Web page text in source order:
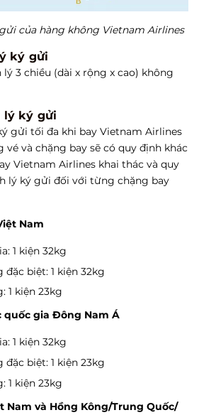
của hàng không Vietnam Airlines
ký gửi
3 chiều (dài x rộng x cao) không
lý ký gửi
gửi tối đa khi bay Vietnam Airlines
vé và chặng bay sẽ có quy định khác
Vietnam Airlines khai thác và quy
lý ký gửi đối với từng chặng bay
Nam
1 kiện 32kg
biệt: 1 kiện 32kg
1 kiện 23kg
quốc gia Đông Nam Á
1 kiện 32kg
biệt: 1 kiện 23kg
1 kiện 23kg
Nam và Hồng Kông/Trung Quốc/